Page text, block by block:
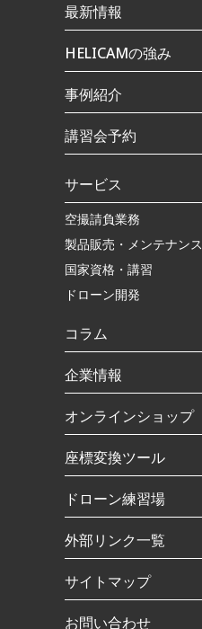
最新情報
HELICAMの強み
事例紹介
講習会予約
サービス
空撮請負業務
製品販売・メンテナンス
国家資格・講習
ドローン開発
コラム
企業情報
オンラインショップ
座標変換ツール
ドローン練習場
外部リンク一覧
サイトマップ
お問い合わせ